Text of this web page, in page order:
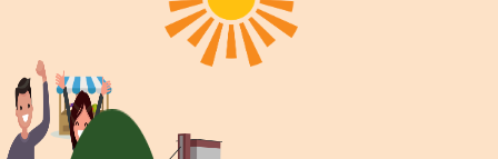
Home
Programma
Sprekers